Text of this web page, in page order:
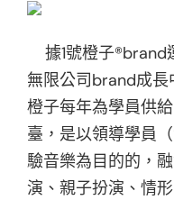
據1號橙子
無限公司brand成長
橙子每年為學員供
臺，是以領導學員
驗音樂為目的的，
演、親子扮演、情